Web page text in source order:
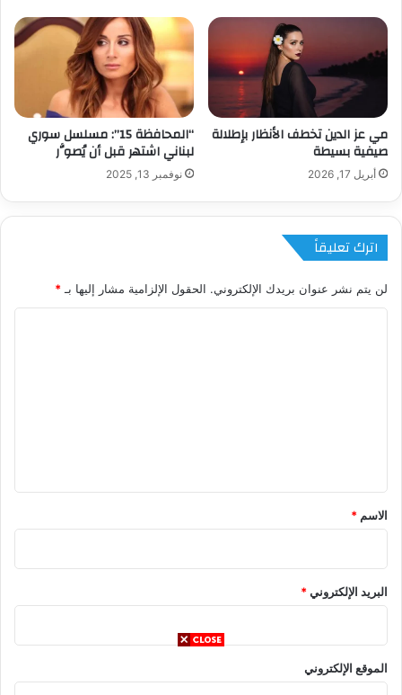
مي عز الدين تخطف الأنظار بإطلالة
صيفية بسيطة
أبريل 17, 2026
“المحافظة 15”: مسلسل سوري
لبناني اشتهر قبل أن يُصوَّر
نوفمبر 13, 2025
اترك تعليقاً
لن يتم نشر عنوان بريدك الإلكتروني. الحقول الإلزامية مشار إليها بـ*
*
الاسم *
البريد الإلكتروني*
الموقع الإلكتروني